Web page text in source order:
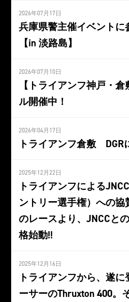
2026年07月17日
兵庫県警主催イベントに
【in 淡路島】
2026年07月10日
【トライアンフ神戸・
ル開催中！
2026年04月17日
トライアンフ倉敷 DGR
2025年12月22日
トライアンフによる
ントリー選手権）への協
のレースより、JNCCと
格始動!!
2025年12月16日
トライアンフから、遂
ーサーのThruxton 400。